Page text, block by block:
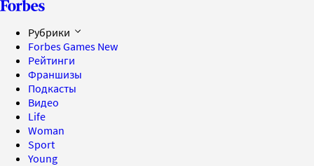
Рубрики
Forbes Games New
Рейтинги
Франшизы
Подкасты
Видео
Life
Woman
Sport
Young